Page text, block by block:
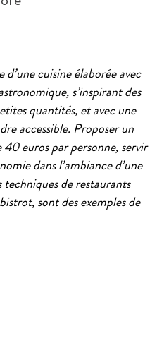
cuisine élaborée avec
s’inspirant des
quantités, et avec une
accessible. Proposer un
euros par personne, servir
dans l’ambiance d’une
de restaurants
sont des exemples de